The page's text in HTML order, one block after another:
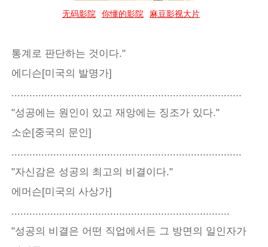
无码影院 你懂的影院 麻豆影视大片
통계로 판단하는 것이다."
에디슨[미국의 발명가]
"성공에는 원인이 있고 재앙에는 징조가 있다."
소순[중국의 문인]
"자신감은 성공의 최고의 비결이다."
에머슨[미국의 사상가]
"성공의 비결은 어떤 직업에서든 그 방면의 일인자가